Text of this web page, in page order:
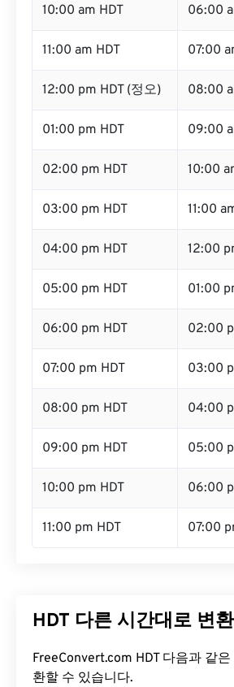
10:00 am HDT 06:00
11:00 am HDT 07:00
12:00 pm HDT (정오) 08:00
01:00 pm HDT 09:00
02:00 pm HDT 10:00
03:00 pm HDT 11:00
04:00 pm HDT 12:00
05:00 pm HDT 01:00
06:00 pm HDT 02:00
07:00 pm HDT 03:00
08:00 pm HDT 04:00
09:00 pm HDT 05:00
10:00 pm HDT 06:00
11:00 pm HDT 07:00
HDT 다른 시간대로 변환
FreeConvert.com HDT 다음과 같
환할 수 있습니다.